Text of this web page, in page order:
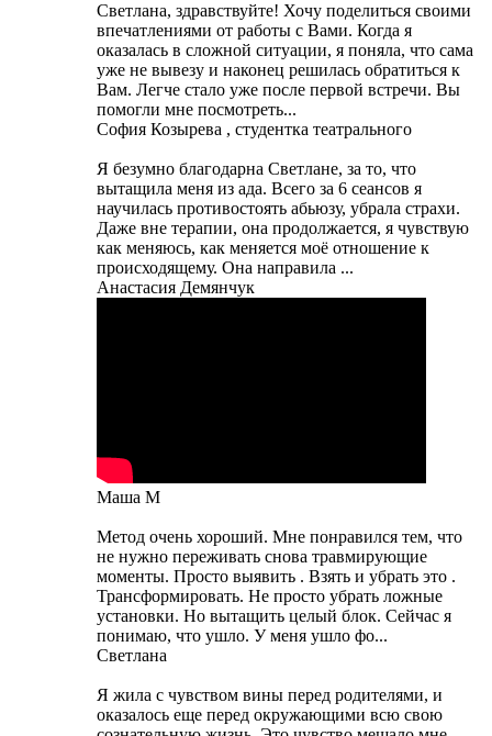
Светлана, здравствуйте! Хочу поделиться своими
впечатлениями от работы с Вами. Когда я
оказалась в сложной ситуации, я поняла, что сама
уже не вывезу и наконец решилась обратиться к
Вам. Легче стало уже после первой встречи. Вы
помогли мне посмотреть...
София Козырева , студентка театрального
Я безумно благодарна Светлане, за то, что
вытащила меня из ада. Всего за 6 сеансов я
научилась противостоять абьюзу, убрала страхи.
Даже вне терапии, она продолжается, я чувствую
как меняюсь, как меняется моё отношение к
происходящему. Она направила ...
Анастасия Демянчук
Маша М
Метод очень хороший. Мне понравился тем, что
не нужно переживать снова травмирующие
моменты. Просто выявить . Взять и убрать это .
Трансформировать. Не просто убрать ложные
установки. Но вытащить целый блок. Сейчас я
понимаю, что ушло. У меня ушло фо...
Светлана
Я жила с чувством вины перед родителями, и
оказалось еще перед окружающими всю свою